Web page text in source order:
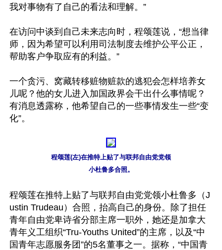
我对事物有了自己的看法和理解。”
在访问中谈到自己未来志向时，程颂莲说，“想当律
师，因为希望可以利用司法制度去维护公平公正，
帮助客户争取应有的利益。”
一个贪污、窝藏转移赃物赃款的逃犯会怎样培养女
儿呢？他的女儿进入加国政界会干出什么事情呢？
有消息透露称，他希望自己的一些事情发生一些“变
化”。
程颂莲(左)在推特上贴了与联邦自由党党领
小杜鲁多合照。
程颂莲在推特上贴了与联邦自由党党领小杜鲁多（J
ustin Trudeau）合照，抬高自己的身份。除了担任
青年自由党卑诗省分部主席一职外，她还是加拿大
青年义工组织“Tru-Youths United”的主席，以及“中
国青年志愿服务团”的5名董事之一。据称，“中国青